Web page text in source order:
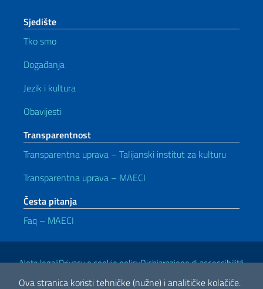
Ova stranica koristi tehničke (nužne) i analitičke kolačiće.
Sjedište
Tko smo
Događanja
Jezik i kultura
Obavijesti
Transparentnost
Transparentna uprava – Talijanski institut za kulturu
Transparentna uprava – MAECI
Česta pitanja
Faq – MAECI
Korisni linkovi
Note legaliPrivacy e cookie policyDichiarazione di accessibilità